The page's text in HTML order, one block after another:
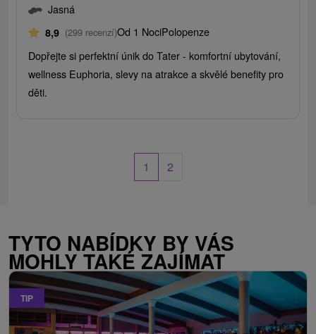
Jasná
8,9 (299 recenzí)Od 1 NociPolopenze
Dopřejte si perfektní únik do Tater - komfortní ubytování,
wellness Euphoria, slevy na atrakce a skvělé benefity pro
děti.
1 2
TYTO NABÍDKY BY VÁS
MOHLY TAKÉ ZAJÍMAT
TIP